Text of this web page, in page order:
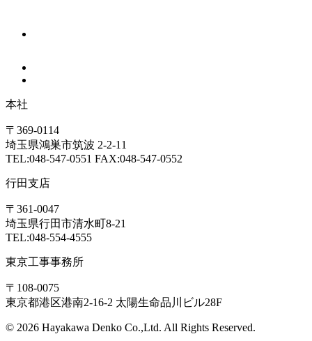
本社
〒369-0114
埼玉県鴻巣市筑波 2-2-11
TEL:048-547-0551 FAX:048-547-0552
行田支店
〒361-0047
埼玉県行田市清水町8-21
TEL:048-554-4555
東京工事事務所
〒108-0075
東京都港区港南2-16-2 太陽生命品川ビル28F
© 2026 Hayakawa Denko Co.,Ltd. All Rights Reserved.